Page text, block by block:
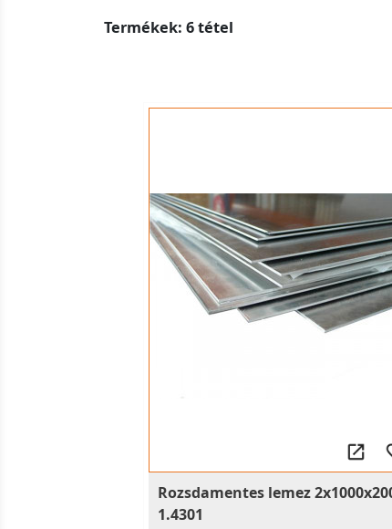
Termékek: 6 tétel
Rozsdamentes lemez 2x1000x2000
1.4301